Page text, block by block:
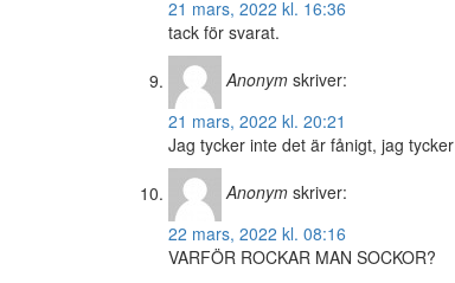
21 mars, 2022 kl. 16:36
tack för svarat.
Anonym skriver:
21 mars, 2022 kl. 20:21
Jag tycker inte det är fånigt, jag
Anonym skriver:
22 mars, 2022 kl. 08:16
VARFÖR ROCKAR MAN SOCKOR?